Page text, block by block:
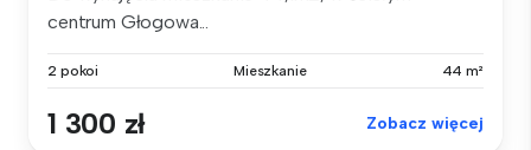
centrum Głogowa...
2 pokoi Mieszkanie 44 m²
1 300 zł Zobacz więcej